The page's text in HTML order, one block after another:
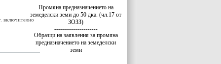
включително
Промяна предназначението на
земеделски земи до 50 дка. (чл.17 от
ЗОЗЗ)
----------------------
Образци на заявления за промяна
предназначението на земеделски
земи